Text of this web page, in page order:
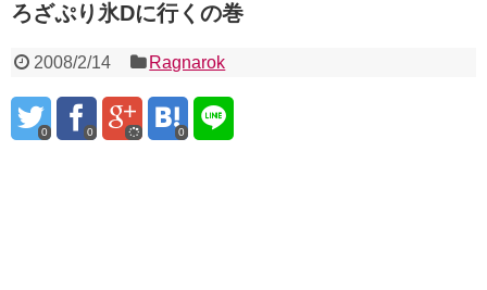
ろざぷり氷Dに行くの巻
2008/2/14 Ragnarok
0 0 0